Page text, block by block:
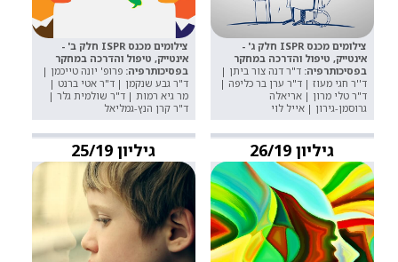
צילומים מכנס ISPR חלק ג' -
אינטייק, טיפול והדרכה במחקר
בפסיכותרפיה:ד"ר דנה צור ביתן |
ד''ר חגי מעוז | ד"ר ערן בר כליפה |
ד"ר טלי מרון | אריאלה
גרוסמן-גירון | אייל לוי
צילומים מכנס ISPR חלק ב' -
אינטייק, טיפול והדרכה במחקר
בפסיכותרפיה: פרופ' יונה טייכמן |
ד"ר גבע שנקמן | ד"ר אטי ברנט |
מר גיא רמות | ד"ר שולמית גלר |
ד"ר קרן הנץ-גמליאל
גיליון 26/19 גיליון 25/19